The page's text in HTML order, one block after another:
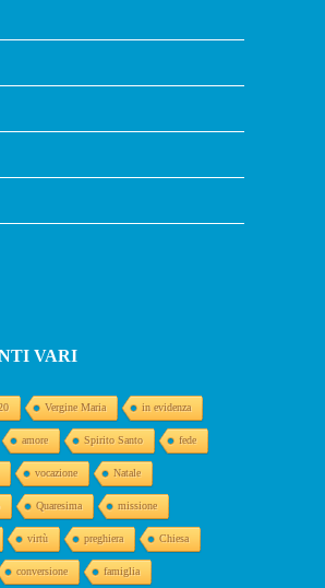
VARI
Vergine Maria in evidenza
amore Spirito Santo fede
vocazione Natale
Quaresima missione
virtù preghiera Chiesa
conversione famiglia